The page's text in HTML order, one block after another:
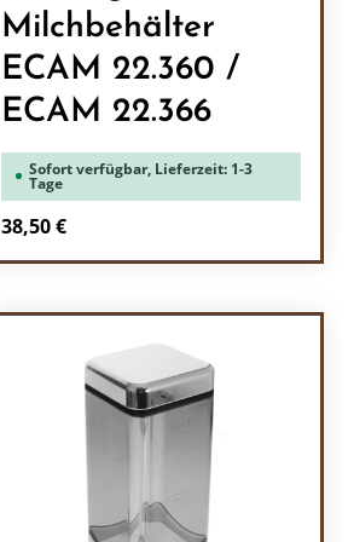
Milchbehälter
ECAM 22.360 /
ECAM 22.366
Sofort verfügbar, Lieferzeit: 1-3
Tage
Regulärer Preis:
38,50 €